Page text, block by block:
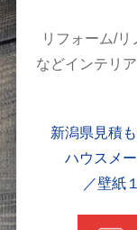
リフォーム/
などインテリ
新潟県見積
ハウスメ
／壁紙